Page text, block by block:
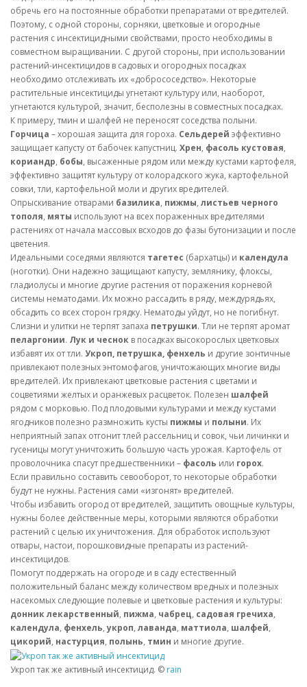
обречь его на постоянные обработки препаратами от вредителей.
Поэтому, с одной стороны, сорняки, цветковые и огородные
растения с инсектицидными свойствами, просто необходимы в
совместном выращивании. С другой стороны, при использовании
растений-инсектицидов в садовых и огородных посадках
необходимо отслеживать их «добрососедство». Некоторые
растительные инсектициды угнетают культуру или, наоборот,
угнетаются культурой, значит, бесполезны в совместных посадках.
К примеру, тмин и шалфей не переносят соседства полыни.
Горчица – хорошая защита для гороха. Сельдерей эффективно
защищает капусту от бабочек капустниц. Хрен, фасоль кустовая,
кориандр, бобы, высаженные рядом или между кустами картофеля,
эффективно защитят культуру от колорадского жука, картофельной
совки, тли, картофельной моли и других вредителей.
Опрыскивание отварами базилика, пижмы, листьев черного
тополя, мяты используют на всех пораженных вредителями
растениях от начала массовых всходов до фазы бутонизации и после
цветения.
Идеальными соседями являются тагетес (бархатцы) и календула
(ноготки). Они надежно защищают капусту, землянику, флоксы,
гладиолусы и многие другие растения от поражения корневой
системы нематодами. Их можно рассадить в ряду, междурядьях,
обсадить со всех сторон грядку. Нематоды уйдут, но не погибнут.
Слизни и улитки не терпят запаха петрушки. Тли не терпят аромат
пеларгонии. Лук и чеснок в посадках высокорослых цветковых
избавят их от тли. Укроп, петрушка, фенхель и другие зонтичные
привлекают полезных энтомофагов, уничтожающих многие виды
вредителей. Их привлекают цветковые растения с цветами и
соцветиями желтых и оранжевых расцветок. Полезен шалфей
рядом с морковью. Под плодовыми культурами и между кустами
ягодников полезно размножить кусты пижмы и полыни. Их
неприятный запах отгонит тлей рассельниц и совок, чьи личинки и
гусеницы могут уничтожить большую часть урожая. Картофель от
проволочника спасут предшественники – фасоль или горох.
Если правильно составить севооборот, то некоторые обработки
будут не нужны. Растения сами «изгонят» вредителей.
Чтобы избавить огород от вредителей, защитить овощные культуры,
нужны более действенные меры, которыми являются обработки
растений с целью их уничтожения. Для обработок используют
отвары, настои, порошковидные препараты из растений-
инсектицидов.
Помогут поддержать на огороде и в саду естественный
положительный баланс между количеством вредных и полезных
насекомых следующие полевые и цветковые растения и культуры:
донник лекарственный, пижма, чабрец, садовая гречиха,
календула, фенхель,укроп, лаванда, маттиола, шалфей,
цикорий, настурция, полынь, тмин и многие другие.
Укроп так же активный инсектицид. © rain